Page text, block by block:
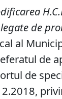
de
al
de
de